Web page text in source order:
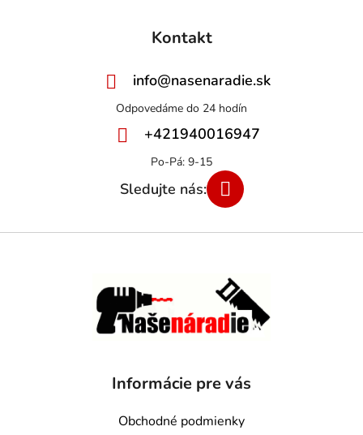
Kontakt
info@nasenaradie.sk
+421940016947
Informácie pre vás
Obchodné podmienky